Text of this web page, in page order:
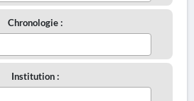
Chronologie :
Institution :